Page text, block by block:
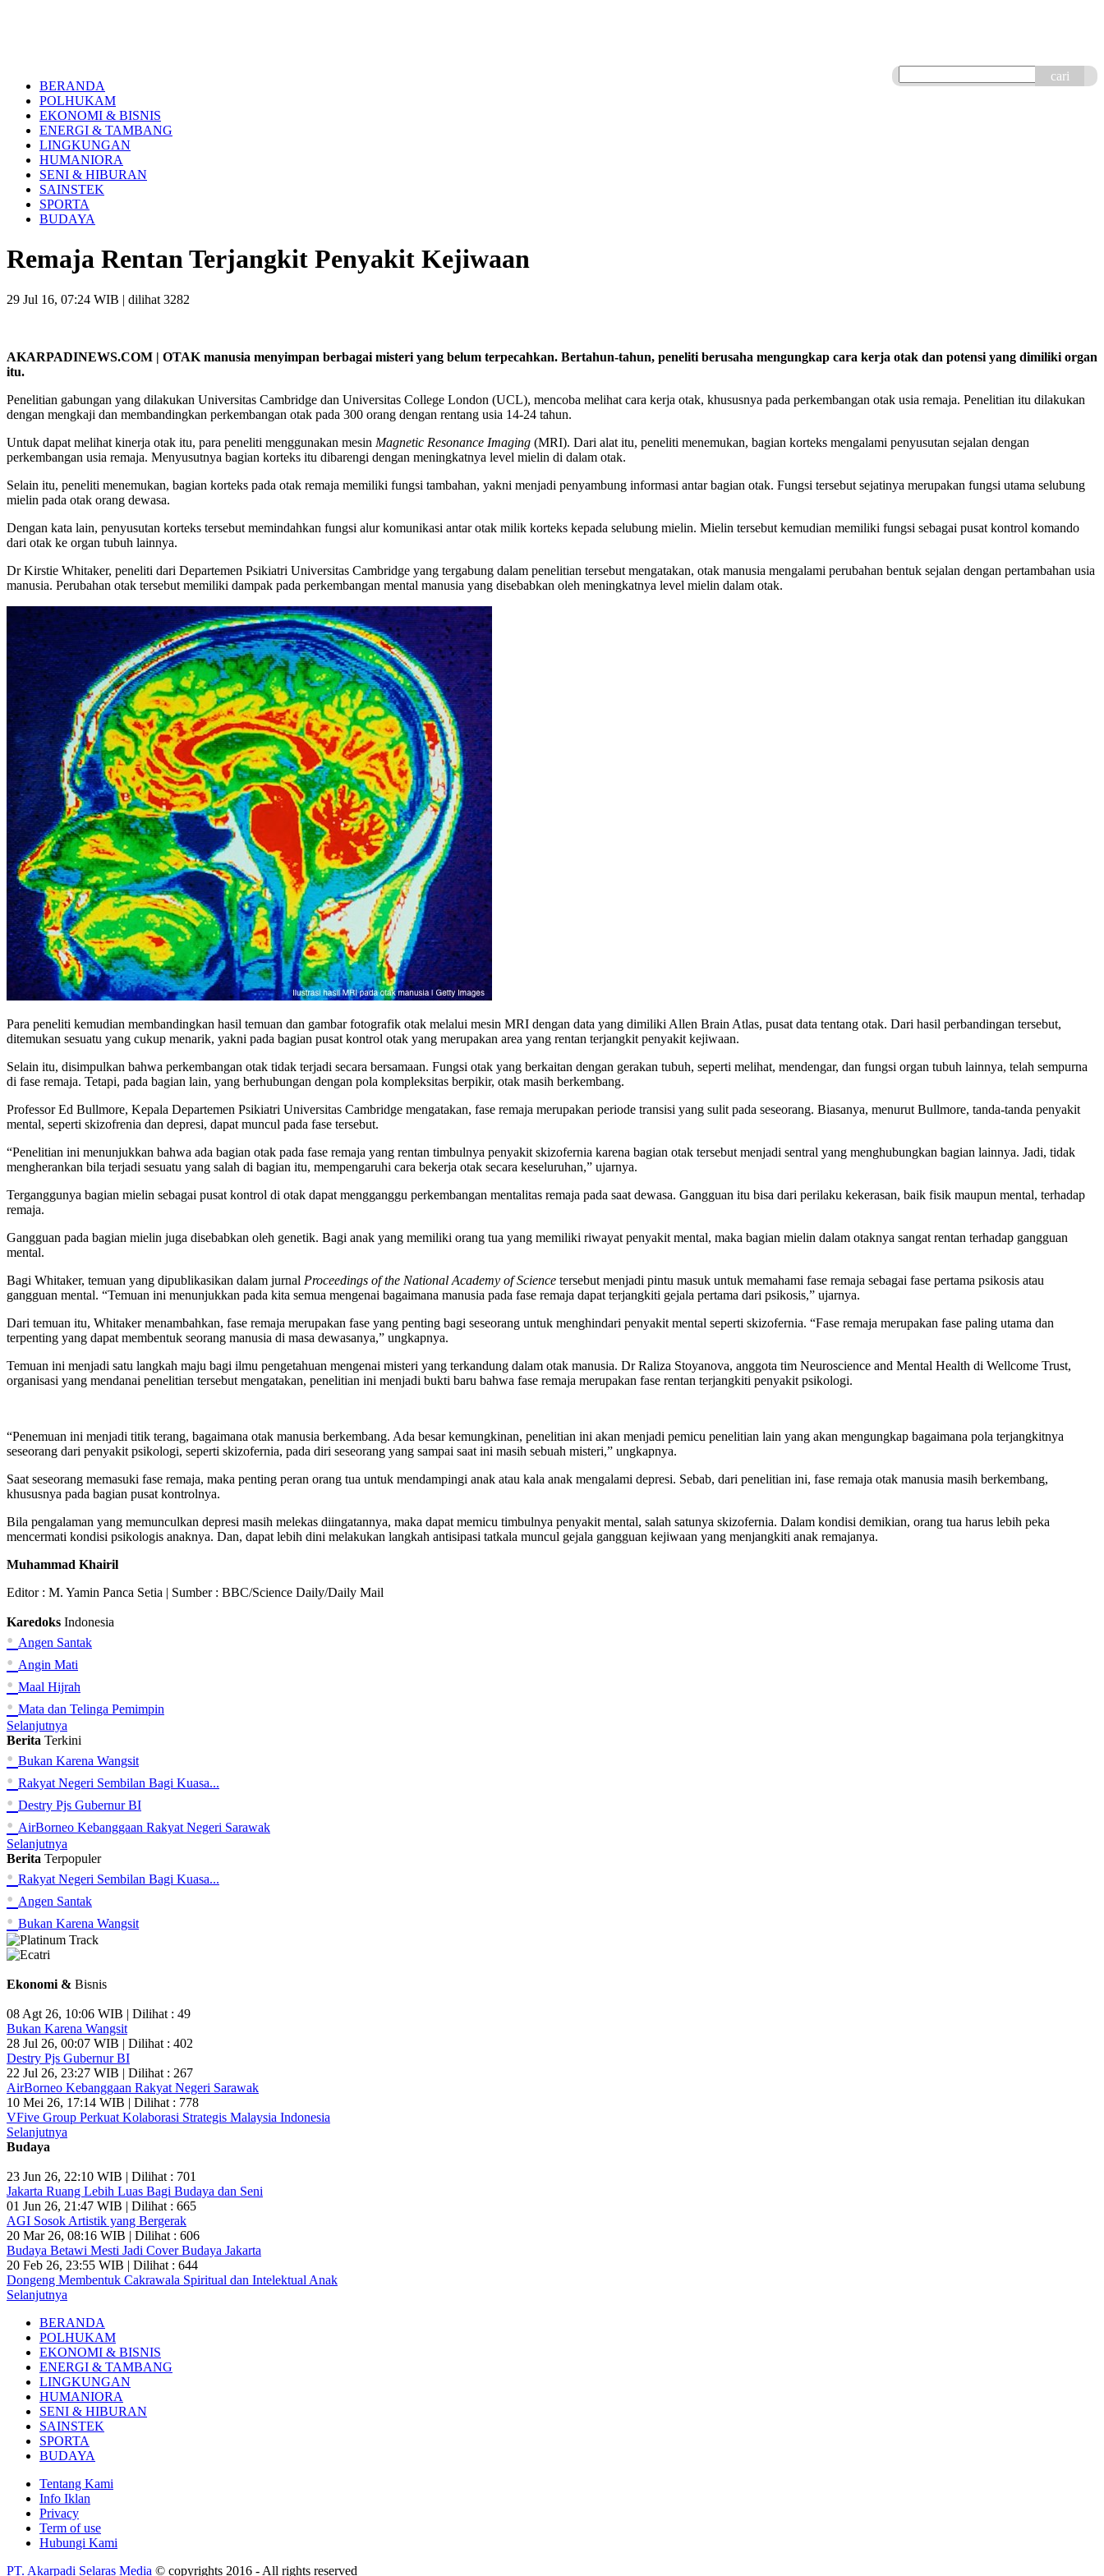
cari
BERANDA
POLHUKAM
EKONOMI & BISNIS
ENERGI & TAMBANG
LINGKUNGAN
HUMANIORA
SENI & HIBURAN
SAINSTEK
SPORTA
BUDAYA
Remaja Rentan Terjangkit Penyakit Kejiwaan
29 Jul 16, 07:24 WIB | dilihat 3282
AKARPADINEWS.COM | OTAK manusia menyimpan berbagai misteri yang belum terpecahkan. Bertahun-tahun, peneliti berusaha mengungkap cara kerja otak dan potensi yang dimiliki organ
itu.
Penelitian gabungan yang dilakukan Universitas Cambridge dan Universitas College London (UCL), mencoba melihat cara kerja otak, khususnya pada perkembangan otak usia remaja. Penelitian itu dilakukan
dengan mengkaji dan membandingkan perkembangan otak pada 300 orang dengan rentang usia 14-24 tahun.
Untuk dapat melihat kinerja otak itu, para peneliti menggunakan mesin Magnetic Resonance Imaging (MRI). Dari alat itu, peneliti menemukan, bagian korteks mengalami penyusutan sejalan dengan
perkembangan usia remaja. Menyusutnya bagian korteks itu dibarengi dengan meningkatnya level mielin di dalam otak.
Selain itu, peneliti menemukan, bagian korteks pada otak remaja memiliki fungsi tambahan, yakni menjadi penyambung informasi antar bagian otak. Fungsi tersebut sejatinya merupakan fungsi utama selubung
mielin pada otak orang dewasa.
Dengan kata lain, penyusutan korteks tersebut memindahkan fungsi alur komunikasi antar otak milik korteks kepada selubung mielin. Mielin tersebut kemudian memiliki fungsi sebagai pusat kontrol komando
dari otak ke organ tubuh lainnya.
Dr Kirstie Whitaker, peneliti dari Departemen Psikiatri Universitas Cambridge yang tergabung dalam penelitian tersebut mengatakan, otak manusia mengalami perubahan bentuk sejalan dengan pertambahan usia
manusia. Perubahan otak tersebut memiliki dampak pada perkembangan mental manusia yang disebabkan oleh meningkatnya level mielin dalam otak.
Para peneliti kemudian membandingkan hasil temuan dan gambar fotografik otak melalui mesin MRI dengan data yang dimiliki Allen Brain Atlas, pusat data tentang otak. Dari hasil perbandingan tersebut,
ditemukan sesuatu yang cukup menarik, yakni pada bagian pusat kontrol otak yang merupakan area yang rentan terjangkit penyakit kejiwaan.
Selain itu, disimpulkan bahwa perkembangan otak tidak terjadi secara bersamaan. Fungsi otak yang berkaitan dengan gerakan tubuh, seperti melihat, mendengar, dan fungsi organ tubuh lainnya, telah sempurna
di fase remaja. Tetapi, pada bagian lain, yang berhubungan dengan pola kompleksitas berpikir, otak masih berkembang.
Professor Ed Bullmore, Kepala Departemen Psikiatri Universitas Cambridge mengatakan, fase remaja merupakan periode transisi yang sulit pada seseorang. Biasanya, menurut Bullmore, tanda-tanda penyakit
mental, seperti skizofrenia dan depresi, dapat muncul pada fase tersebut.
“Penelitian ini menunjukkan bahwa ada bagian otak pada fase remaja yang rentan timbulnya penyakit skizofernia karena bagian otak tersebut menjadi sentral yang menghubungkan bagian lainnya. Jadi, tidak
mengherankan bila terjadi sesuatu yang salah di bagian itu, mempengaruhi cara bekerja otak secara keseluruhan,” ujarnya.
Terganggunya bagian mielin sebagai pusat kontrol di otak dapat mengganggu perkembangan mentalitas remaja pada saat dewasa. Gangguan itu bisa dari perilaku kekerasan, baik fisik maupun mental, terhadap
remaja.
Gangguan pada bagian mielin juga disebabkan oleh genetik. Bagi anak yang memiliki orang tua yang memiliki riwayat penyakit mental, maka bagian mielin dalam otaknya sangat rentan terhadap gangguan
mental.
Bagi Whitaker, temuan yang dipublikasikan dalam jurnal Proceedings of the National Academy of Science tersebut menjadi pintu masuk untuk memahami fase remaja sebagai fase pertama psikosis atau
gangguan mental. “Temuan ini menunjukkan pada kita semua mengenai bagaimana manusia pada fase remaja dapat terjangkiti gejala pertama dari psikosis,” ujarnya.
Dari temuan itu, Whitaker menambahkan, fase remaja merupakan fase yang penting bagi seseorang untuk menghindari penyakit mental seperti skizofernia. “Fase remaja merupakan fase paling utama dan
terpenting yang dapat membentuk seorang manusia di masa dewasanya,” ungkapnya.
Temuan ini menjadi satu langkah maju bagi ilmu pengetahuan mengenai misteri yang terkandung dalam otak manusia. Dr Raliza Stoyanova, anggota tim Neuroscience and Mental Health di Wellcome Trust,
organisasi yang mendanai penelitian tersebut mengatakan, penelitian ini menjadi bukti baru bahwa fase remaja merupakan fase rentan terjangkiti penyakit psikologi.
“Penemuan ini menjadi titik terang, bagaimana otak manusia berkembang. Ada besar kemungkinan, penelitian ini akan menjadi pemicu penelitian lain yang akan mengungkap bagaimana pola terjangkitnya
seseorang dari penyakit psikologi, seperti skizofernia, pada diri seseorang yang sampai saat ini masih sebuah misteri,” ungkapnya.
Saat seseorang memasuki fase remaja, maka penting peran orang tua untuk mendampingi anak atau kala anak mengalami depresi. Sebab, dari penelitian ini, fase remaja otak manusia masih berkembang,
khususnya pada bagian pusat kontrolnya.
Bila pengalaman yang memunculkan depresi masih melekas diingatannya, maka dapat memicu timbulnya penyakit mental, salah satunya skizofernia. Dalam kondisi demikian, orang tua harus lebih peka
mencermati kondisi psikologis anaknya. Dan, dapat lebih dini melakukan langkah antisipasi tatkala muncul gejala gangguan kejiwaan yang menjangkiti anak remajanya.
Muhammad Khairil
Editor : M. Yamin Panca Setia | Sumber : BBC/Science Daily/Daily Mail
Karedoks Indonesia
• Angen Santak
• Angin Mati
• Maal Hijrah
• Mata dan Telinga Pemimpin
Selanjutnya
Berita Terkini
• Bukan Karena Wangsit
• Rakyat Negeri Sembilan Bagi Kuasa...
• Destry Pjs Gubernur BI
• AirBorneo Kebanggaan Rakyat Negeri Sarawak
Selanjutnya
Berita Terpopuler
• Rakyat Negeri Sembilan Bagi Kuasa...
• Angen Santak
• Bukan Karena Wangsit
Ekonomi & Bisnis
08 Agt 26, 10:06 WIB | Dilihat : 49
Bukan Karena Wangsit
28 Jul 26, 00:07 WIB | Dilihat : 402
Destry Pjs Gubernur BI
22 Jul 26, 23:27 WIB | Dilihat : 267
AirBorneo Kebanggaan Rakyat Negeri Sarawak
10 Mei 26, 17:14 WIB | Dilihat : 778
VFive Group Perkuat Kolaborasi Strategis Malaysia Indonesia
Selanjutnya
Budaya
23 Jun 26, 22:10 WIB | Dilihat : 701
Jakarta Ruang Lebih Luas Bagi Budaya dan Seni
01 Jun 26, 21:47 WIB | Dilihat : 665
AGI Sosok Artistik yang Bergerak
20 Mar 26, 08:16 WIB | Dilihat : 606
Budaya Betawi Mesti Jadi Cover Budaya Jakarta
20 Feb 26, 23:55 WIB | Dilihat : 644
Dongeng Membentuk Cakrawala Spiritual dan Intelektual Anak
Selanjutnya
BERANDA
POLHUKAM
EKONOMI & BISNIS
ENERGI & TAMBANG
LINGKUNGAN
HUMANIORA
SENI & HIBURAN
SAINSTEK
SPORTA
BUDAYA
Tentang Kami
Info Iklan
Privacy
Term of use
Hubungi Kami
PT. Akarpadi Selaras Media © copyrights 2016 - All rights reserved